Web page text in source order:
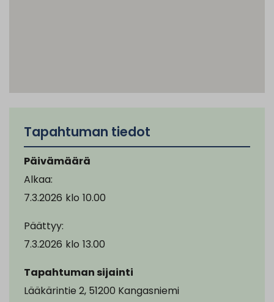
Tapahtuman tiedot
Päivämäärä
Alkaa:
7.3.2026 klo 10.00
Päättyy:
7.3.2026 klo 13.00
Tapahtuman sijainti
Lääkärintie 2, 51200 Kangasniemi